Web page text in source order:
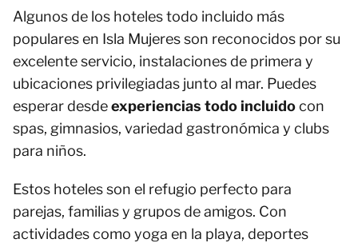
Algunos de los hoteles todo incluido más
populares en Isla Mujeres son reconocidos por su
excelente servicio, instalaciones de primera y
ubicaciones privilegiadas junto al mar. Puedes
esperar desdeexperiencias todo incluidocon
spas, gimnasios, variedad gastronómica y clubs
para niños.
Estos hoteles son el refugio perfecto para
parejas, familias y grupos de amigos. Con
actividades como yoga en la playa, deportes